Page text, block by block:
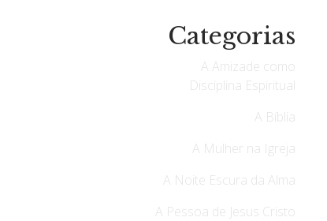
Categorias
A Amizade como
Disciplina Espiritual
A Bíblia
A Mulher na Igreja
A Noite Escura da Alma
A Pessoa de Jesus Cristo